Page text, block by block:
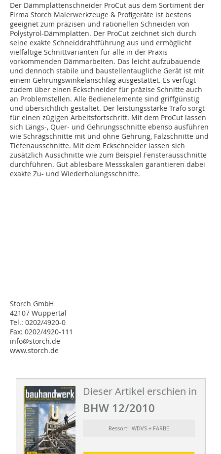
Der Dämmplattenschneider ProCut aus dem Sortiment der
Firma Storch Malerwerkzeuge & Profigeräte ist bestens
geeignet zum präzisen und rationellen Schneiden von
Polystyrol-Dämmplatten. Der ProCut zeichnet sich durch
seine exakte Schneiddrahtführung aus und ermöglicht
vielfältige Schnittvarianten für alle in der Praxis
vorkommenden Dämmarbeiten. Das leicht aufzubauende
und dennoch stabile und baustellentaugliche Gerät ist mit
einem Gehrungswinkelanschlag ausgestattet. Es verfügt
zudem über einen Eckschneider für präzise Schnitte auch
an Problemstellen. Alle Bedienelemente sind griffgünstig
und übersichtlich gestaltet. Der leistungsstarke Trafo sorgt
für einen zügigen Arbeitsfortschritt. Mit dem ProCut lassen
sich Längs-, Quer- und Gehrungsschnitte ebenso ausführen
wie Schrägschnitte mit und ohne Gehrung, Falzschnitte und
Tiefenausschnitte. Mit dem Eckschneider lassen sich
zusätzlich Ausschnitte wie zum Beispiel Fensterausschnitte
durchführen. Gut ablesbare Messskalen garantieren dabei
exakte Zu- und Wiederholungsschnitte.
Storch GmbH
42107 Wuppertal
Tel.: 0202/4920-0
Fax: 0202/4920-111
info@storch.de
www.storch.de
Dieser Artikel erschien in
BHW 12/2010
Ressort: WDVS + FARBE